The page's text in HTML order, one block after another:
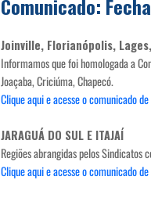
Comunicado:
Joinville, Florianópolis,
Informamos que foi homologada a
Joaçaba, Criciúma, Chapecó.
Clique aqui e acesse o comunicado
JARAGUÁ DO SUL E ITAJAÍ
Regiões abrangidas pelos Sindicatos
Clique aqui e acesse o comunicado